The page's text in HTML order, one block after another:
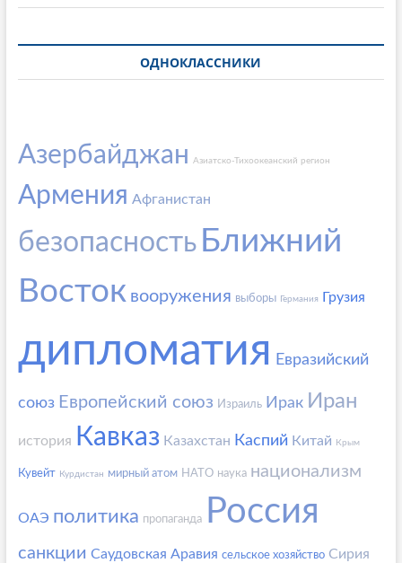
ОДНОКЛАССНИКИ
Азербайджан Азиатско-Тихоокеанский регион
Армения Афганистан
безопасность Ближний
Восток вооружения выборы Германия Грузия
дипломатия Евразийский
союз Европейский союз Израиль Ирак Иран
история Кавказ Казахстан Каспий Китай Крым
Кувейт Курдистан мирный атом НАТО наука национализм
ОАЭ политика пропаганда Россия
санкции Саудовская Аравия сельское хозяйство Сирия